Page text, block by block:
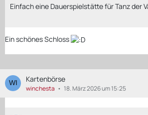
Einfach eine Dauerspielstätte für Tanz der
Ein schönes Schloss
Kartenbörse
winchesta 18. März 2026 um 15:25